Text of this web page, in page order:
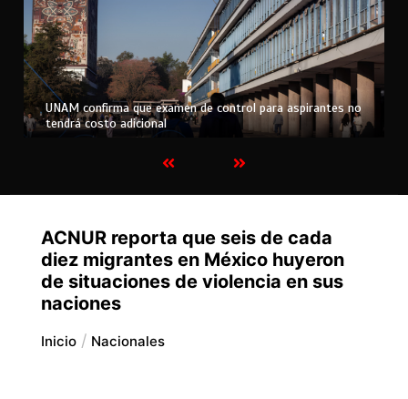
UNAM confirma que examen de control para aspirantes no
tendrá costo adicional
ACNUR reporta que seis de cada
diez migrantes en México huyeron
de situaciones de violencia en sus
naciones
Inicio Nacionales